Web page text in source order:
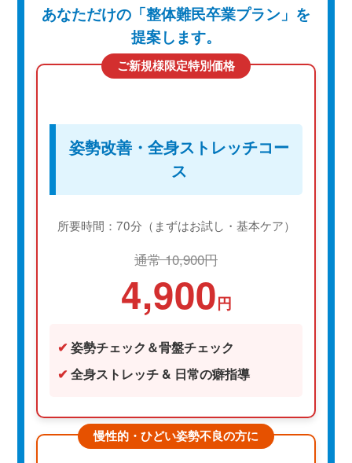
あなただけの「整体難民卒業プラン」を
提案します。
ご新規様限定特別価格
姿勢改善・全身ストレッチコー
ス
所要時間：70分（まずはお試し・基本ケア）
通常 10,900円
4,900円
✔ 姿勢チェック＆骨盤チェック
✔ 全身ストレッチ & 日常の癖指導
慢性的・ひどい姿勢不良の方に